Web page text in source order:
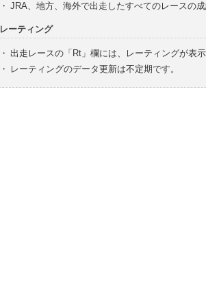
・ JRA、地方、海外で出走したすべてのレースの
レーティング
・ 出走レースの「Rt」欄には、レーティングが表
・
レーティングのデータ更新は不定期です。